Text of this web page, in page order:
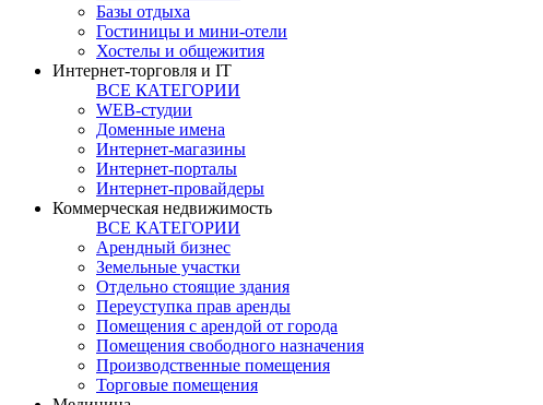
Базы отдыха
Гостиницы и мини-отели
Хостелы и общежития
Интернет-торговля и IT
ВСЕ КАТЕГОРИИ
WEB-студии
Доменные имена
Интернет-магазины
Интернет-порталы
Интернет-провайдеры
Коммерческая недвижимость
ВСЕ КАТЕГОРИИ
Арендный бизнес
Земельные участки
Отдельно стоящие здания
Переуступка прав аренды
Помещения с арендой от города
Помещения свободного назначения
Производственные помещения
Торговые помещения